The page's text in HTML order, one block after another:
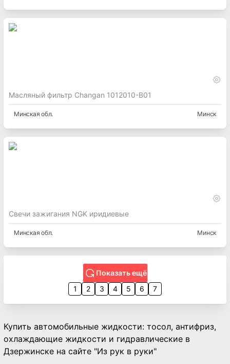
Масляный фильтр Changan 1012010-B01
Минская обл. Минск
Свечи зажигания NGK иридиевые
Минская обл. Минск
Показать ещё
1
2 3 4 5 6 7
Купить автомобильные жидкости: тосол, антифриз,
охлаждающие жидкости и гидравлические в
Дзержинске на сайте "Из рук в руки"